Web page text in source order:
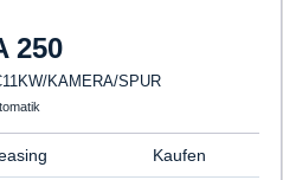
250
KAMERA/SPUR
Kaufen